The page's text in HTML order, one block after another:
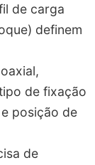
de carga
definem
de fixação
posição de
de